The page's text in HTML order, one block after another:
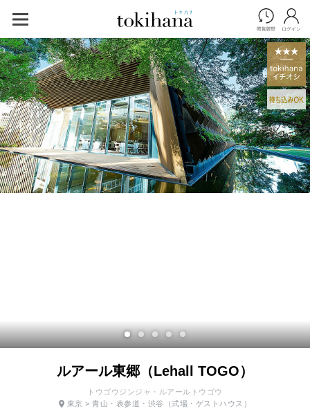
ルアール東郷（Lehall TOGO）
トウゴウジンジャ・ルアールトウゴウ
東京 >青山・表参道・渋谷 （式場・ゲストハウス）